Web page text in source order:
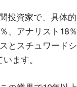
投資家で、具体
、アナリスト18
とスチュワード
ます。